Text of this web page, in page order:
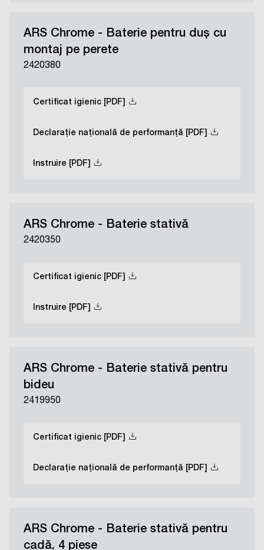
ARS Chrome - Baterie pentru duș cu
montaj pe perete
2420380
Certificat igienic [PDF]
Declarație națională de performanță [PDF]
Instruire [PDF]
ARS Chrome - Baterie stativă
2420350
Certificat igienic [PDF]
Instruire [PDF]
ARS Chrome - Baterie stativă pentru
bideu
2419950
Certificat igienic [PDF]
Declarație națională de performanță [PDF]
ARS Chrome - Baterie stativă pentru
cadă, 4 piese